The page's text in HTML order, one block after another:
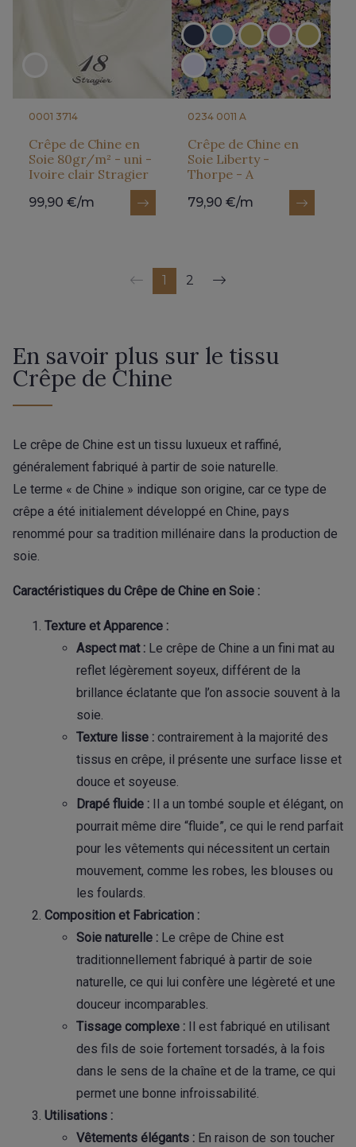
0001 3714
Crêpe de Chine en
Soie 80gr/m² - uni -
Ivoire clair Stragier
99,90 €/m
0234 0011 A
Crêpe de Chine en
Soie Liberty -
Thorpe - A
79,90 €/m
1 2
En savoir plus sur le tissu
Crêpe de Chine
Le crêpe de Chine est un tissu luxueux et raffiné,
généralement fabriqué à partir de soie naturelle.
Le terme « de Chine » indique son origine, car ce type de
crêpe a été initialement développé en Chine, pays
renommé pour sa tradition millénaire dans la production de
soie.
Caractéristiques du Crêpe de Chine en Soie :
Texture et Apparence :
Aspect mat : Le crêpe de Chine a un fini mat au
reflet légèrement soyeux, différent de la
brillance éclatante que l’on associe souvent à la
soie.
Texture lisse : contrairement à la majorité des
tissus en crêpe, il présente une surface lisse et
douce et soyeuse.
Drapé fluide : Il a un tombé souple et élégant, on
pourrait même dire “fluide”, ce qui le rend parfait
pour les vêtements qui nécessitent un certain
mouvement, comme les robes, les blouses ou
les foulards.
Composition et Fabrication :
Soie naturelle : Le crêpe de Chine est
traditionnellement fabriqué à partir de soie
naturelle, ce qui lui confère une légèreté et une
douceur incomparables.
Tissage complexe : Il est fabriqué en utilisant
des fils de soie fortement torsadés, à la fois
dans le sens de la chaîne et de la trame, ce qui
permet une bonne infroissabilité.
Utilisations :
Vêtements élégants : En raison de son toucher